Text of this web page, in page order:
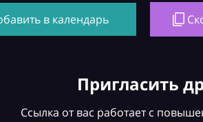
в календарь
Пригласить
Ссылка от вас работает с